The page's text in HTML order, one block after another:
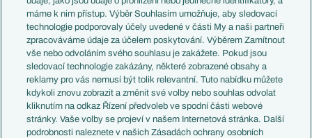
Představení týmů MS
EuroSkauting
PL v kostce
Evropské koeficienty
Přestupy
Přestupové spekulace
Zranění
Kluby
Arsenal FC
Německo
Španělsko
Argentina
Brazílie
Přestupy
Zápasy
Livescore
Tipovací soutěž
máme k nim přístup. Výběr Souhlasím umožňuje, aby sledovací
technologie podporovaly účely uvedené v části My a naši partneři
zpracováváme údaje za účelem poskytování. Výběrem Zamítnout
vše nebo odvoláním svého souhlasu je zakážete. Pokud jsou
sledovací technologie zakázány, některé zobrazené obsahy a
reklamy pro vás nemusí být tolik relevantní. Tuto nabídku můžete
kdykoli znovu zobrazit a změnit své volby nebo souhlas odvolat
kliknutím na odkaz Řízení předvoleb ve spodní části webové
stránky. Vaše volby se projeví v našem Internetová stránka. Další
podrobnosti naleznete v našich Zásadách ochrany osobních